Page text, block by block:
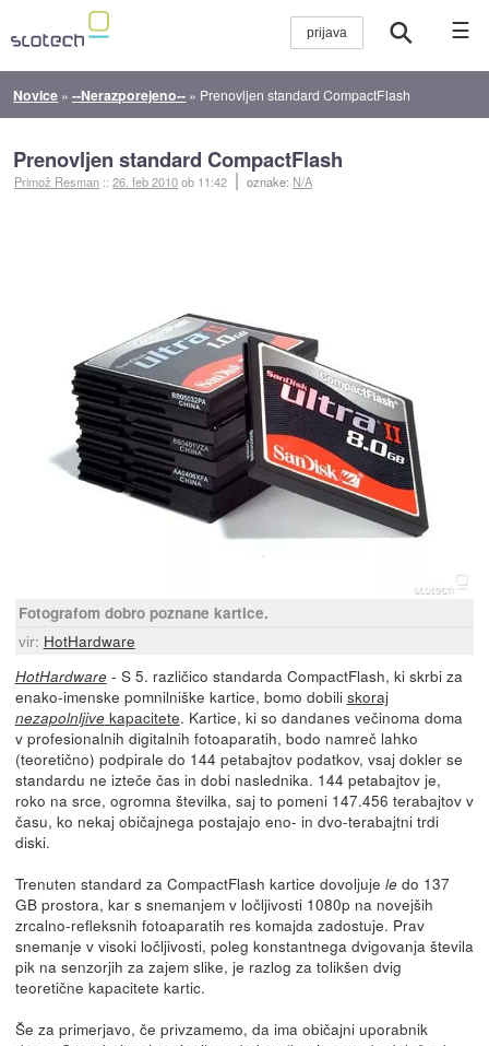
☰
Novice »--Nerazporejeno-- » Prenovljen standard CompactFlash
Prenovljen standard CompactFlash
Primož Resman ::26. feb 2010ob 11:42 oznake: N/A
Fotografom dobro poznane kartice.
vir: HotHardware
HotHardware- S 5. različico standarda CompactFlash, ki skrbi za
enako-imenske pomnilniške kartice, bomo dobili skoraj
nezapolnljivekapacitete. Kartice, ki so dandanes večinoma doma
v profesionalnih digitalnih fotoaparatih, bodo namreč lahko
(teoretično) podpirale do 144 petabajtov podatkov, vsaj dokler se
standardu ne izteče čas in dobi naslednika. 144 petabajtov je,
roko na srce, ogromna številka, saj to pomeni 147.456 terabajtov v
času, ko nekaj običajnega postajajo eno- in dvo-terabajtni trdi
diski.
Trenuten standard za CompactFlash kartice dovoljuje ledo 137
GB prostora, kar s snemanjem v ločljivosti 1080p na novejših
zrcalno-refleksnih fotoaparatih res komajda zadostuje. Prav
snemanje v visoki ločljivosti, poleg konstantnega dvigovanja števila
pik na senzorjih za zajem slike, je razlog za tolikšen dvig
teoretične kapacitete kartic.
Še za primerjavo, če privzamemo, da ima običajni uporabnik